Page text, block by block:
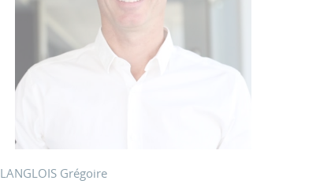
LANGLOIS Grégoire